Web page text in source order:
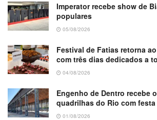
Imperator recebe show de
populares
05/08/2026
Festival de Fatias retorna
com três dias dedicados a
04/08/2026
Engenho de Dentro recebe
quadrilhas do Rio com
01/08/2026